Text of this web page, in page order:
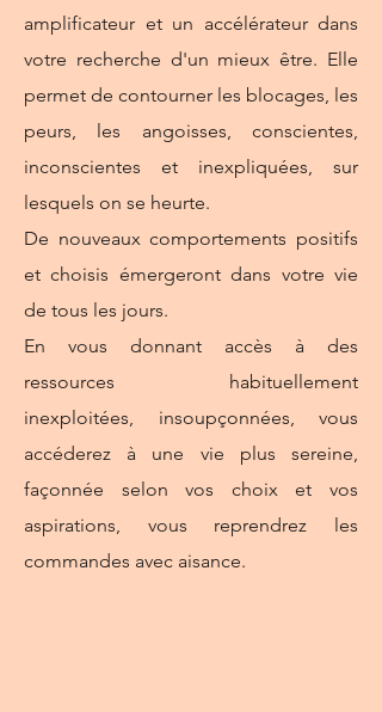
amplificateur et un accélérateur dans
votre recherche d'un mieux être. Elle
permet de contourner les blocages, les
peurs, les angoisses, conscientes,
inconscientes et inexpliquées, sur
lesquels on se heurte.
De nouveaux comportements positifs
et choisis émergeront dans votre vie
de tous les jours.
En vous donnant accès à des
ressources habituellement
inexploitées, insoupçonnées, vous
accéderez à une vie plus sereine,
façonnée selon vos choix et vos
aspirations, vous reprendrez les
commandes avec aisance.